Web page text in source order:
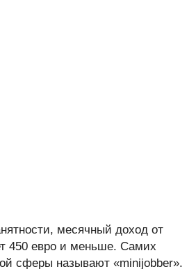
месячный доход от
450 евро и меньше. Самих
сферы называют «minijobber».